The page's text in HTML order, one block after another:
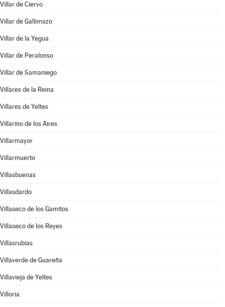
Villar de Ciervo
Villar de Gallimazo
Villar de la Yegua
Villar de Peralonso
Villar de Samaniego
Villares de la Reina
Villares de Yeltes
Villarino de los Aires
Villarmayor
Villarmuerto
Villasbuenas
Villasdardo
Villaseco de los Gamitos
Villaseco de los Reyes
Villasrubias
Villaverde de Guareña
Villavieja de Yeltes
Villoria